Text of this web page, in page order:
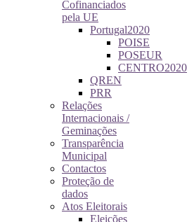
Cofinanciados
pela UE
Portugal2020
POISE
POSEUR
CENTRO2020
QREN
PRR
Relações
Internacionais /
Geminações
Transparência
Municipal
Contactos
Proteção de
dados
Atos Eleitorais
Eleições